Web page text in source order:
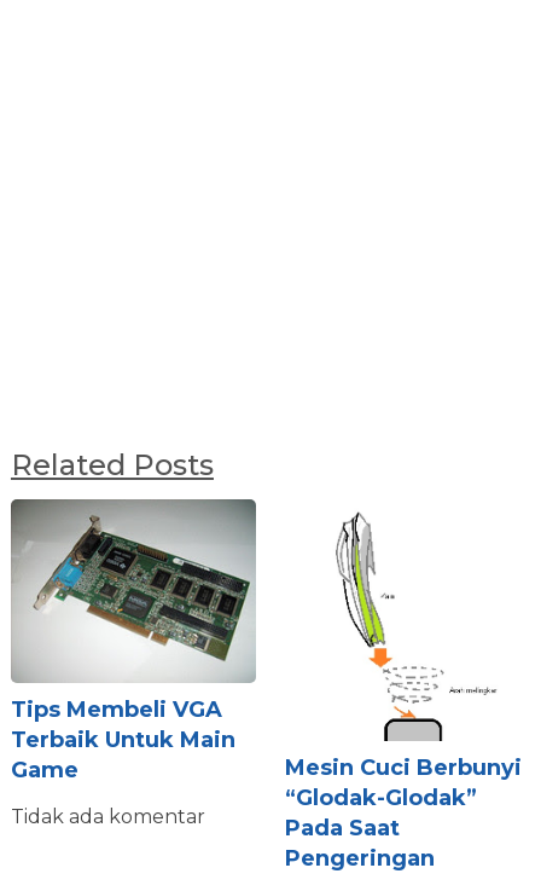
Related Posts
Tips Membeli VGA
Terbaik Untuk Main
Game
Tidak ada komentar
Mesin Cuci Berbunyi
“Glodak-Glodak”
Pada Saat
Pengeringan